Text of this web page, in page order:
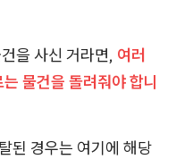
을 사신 거라면, 여러
물건을 돌려줘야 합니
된 경우는 여기에 해당